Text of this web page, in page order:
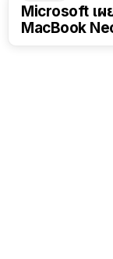
Microsoft เผ
MacBook